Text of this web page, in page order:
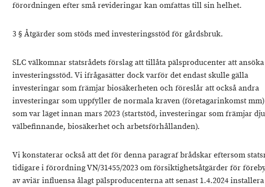
förordningen efter små revideringar kan omfattas till sin helhet.
3 § Åtgärder som stöds med investeringsstöd för gårdsbruk.
SLC välkomnar statsrådets förslag att tillåta pälsproducenter att
investeringsstöd. Vi ifrågasätter dock varför det endast skulle gälla
investeringar som främjar biosäkerheten och föreslår att också andra
investeringar som uppfyller de normala kraven (företagarinkomst mm)
som var läget innan mars 2023 (startstöd, investeringar som främjar
välbefinnande, biosäkerhet och arbetsförhållanden).
Vi konstaterar också att det för denna paragraf brådskar eftersom
tidigare i förordning VN/31455/2023 om försiktighetsåtgärder för
av aviär influensa ålagt pälsproducenterna att senast 1.4.2024 installera